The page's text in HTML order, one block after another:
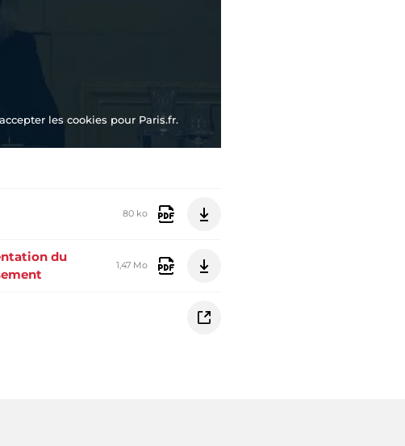
les cookies pour Paris.fr.
80 ko
du
1,47 Mo